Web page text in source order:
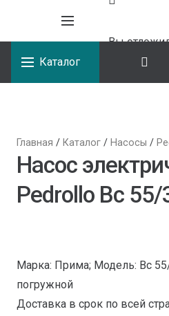
Вы
Каталог
Главная / Каталог / Насосы /
Насос
Pedrollo Bc 55/
Марка: Прима; Модель: Bc
погружной
Доставка в срок по всей